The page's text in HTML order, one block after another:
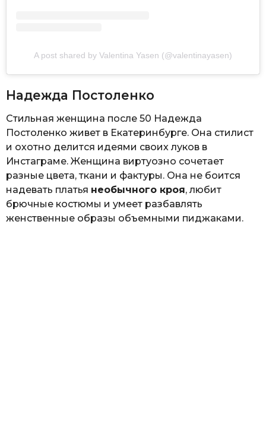
A post shared by Valentina Yasen (@valentinayasen)
Надежда Постоленко
Стильная женщина после 50 Надежда
Постоленко живет в Екатеринбурге. Она стилист
и охотно делится идеями своих луков в
Инстаграме. Женщина виртуозно сочетает
разные цвета, ткани и фактуры. Она не боится
надевать платья необычного кроя, любит
брючные костюмы и умеет разбавлять
женственные образы объемными пиджаками.